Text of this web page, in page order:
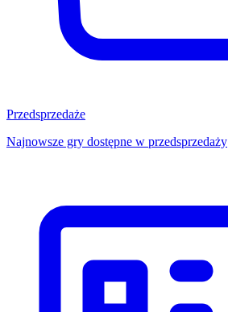
Przedsprzedaże
Najnowsze gry dostępne w przedsprzedaży